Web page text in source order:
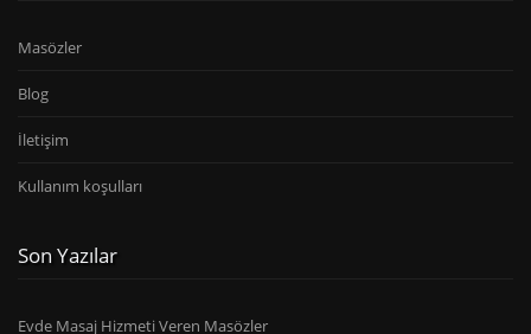
Masözler
Blog
İletişim
Kullanım koşulları
Son Yazılar
Evde Masaj Hizmeti Veren Masözler